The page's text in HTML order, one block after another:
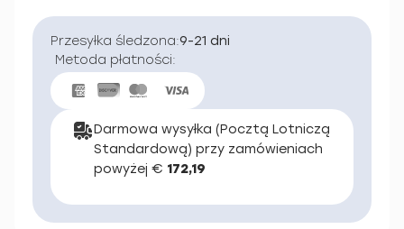
Przesyłka śledzona:9-21 dni
Metoda płatności:
Darmowa wysyłka (Pocztą Lotniczą
Standardową) przy zamówieniach
powyżej € 172,19